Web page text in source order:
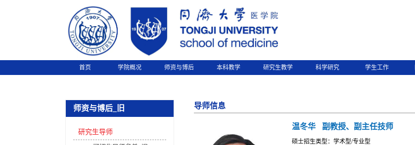
首页 学院概况 师资与博后 本科教学 研究生教学 科学研究 学生工作
师资与博后_旧
研究生导师
导师信息
温冬华 副教授、副主任技师
硕士招生类型：学术型/专业型